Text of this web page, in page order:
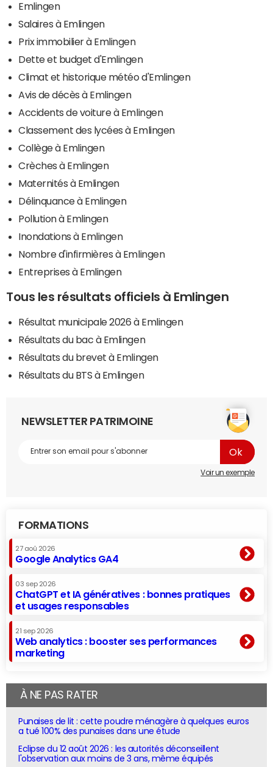
Emlingen
Salaires à Emlingen
Prix immobilier à Emlingen
Dette et budget d'Emlingen
Climat et historique météo d'Emlingen
Avis de décès à Emlingen
Accidents de voiture à Emlingen
Classement des lycées à Emlingen
Collège à Emlingen
Crèches à Emlingen
Maternités à Emlingen
Délinquance à Emlingen
Pollution à Emlingen
Inondations à Emlingen
Nombre d'infirmières à Emlingen
Entreprises à Emlingen
Tous les résultats officiels à Emlingen
Résultat municipale 2026 à Emlingen
Résultats du bac à Emlingen
Résultats du brevet à Emlingen
Résultats du BTS à Emlingen
NEWSLETTER PATRIMOINE
Voir un exemple
FORMATIONS
27 aoû 2026
Google Analytics GA4
03 sep 2026
ChatGPT et IA génératives : bonnes pratiques
et usages responsables
21 sep 2026
Web analytics : booster ses performances
marketing
À NE PAS RATER
Punaises de lit : cette poudre ménagère à quelques euros
a tué 100% des punaises dans une étude
Eclipse du 12 août 2026 : les autorités déconseillent
l'observation aux moins de 3 ans, même équipés